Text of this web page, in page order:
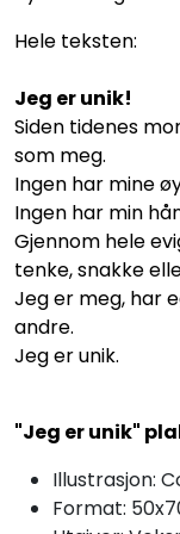
Hele teksten:
Jeg er unik!
Siden tidenes
som meg.
Ingen har mine
Ingen har min
Gjennom hele
tenke, snakke
Jeg er meg, har
andre.
Jeg er unik.
"Jeg er unik"
Illustrasjon:
Format: